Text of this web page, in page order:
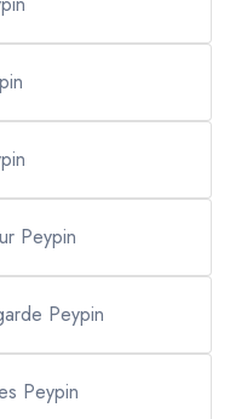
Peypin
Peypin
Peypin